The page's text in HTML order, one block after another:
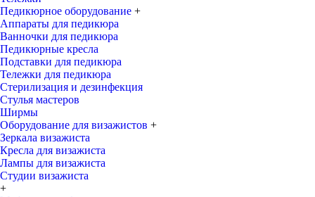
Педикюрное оборудование +
Аппараты для педикюра
Ванночки для педикюра
Педикюрные кресла
Подставки для педикюра
Тележки для педикюра
Стерилизация и дезинфекция
Стулья мастеров
Ширмы
Оборудование для визажистов +
Зеркала визажиста
Кресла для визажиста
Лампы для визажиста
Студии визажиста
+